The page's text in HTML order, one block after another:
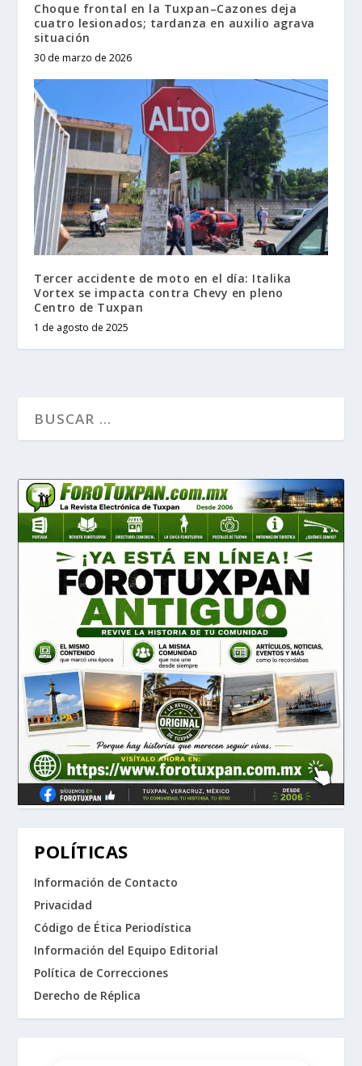
Choque frontal en la Tuxpan–Cazones deja
cuatro lesionados; tardanza en auxilio agrava
situación
30 de marzo de 2026
Tercer accidente de moto en el día: Italika
Vortex se impacta contra Chevy en pleno
Centro de Tuxpan
1 de agosto de 2025
POLÍTICAS
Información de Contacto
Privacidad
Código de Ética Periodística
Información del Equipo Editorial
Política de Correcciones
Derecho de Réplica